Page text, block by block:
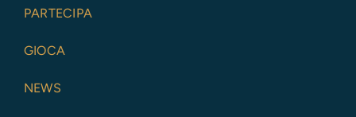
PARTECIPA
GIOCA
NEWS